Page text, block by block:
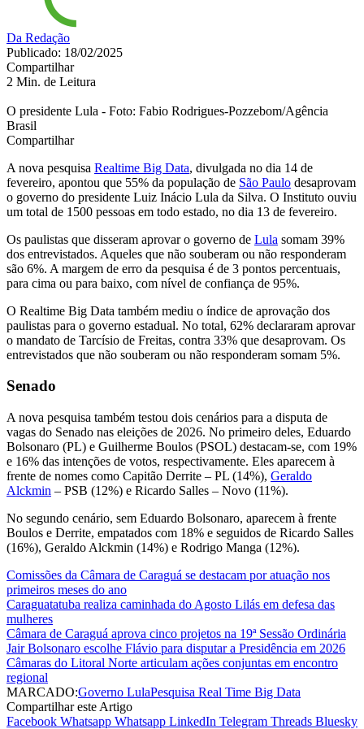
Da Redação
Publicado: 18/02/2025
Compartilhar
2 Min. de Leitura
O presidente Lula - Foto: Fabio Rodrigues-Pozzebom/Agência
Brasil
Compartilhar
A nova pesquisa Realtime Big Data, divulgada no dia 14 de
fevereiro, apontou que 55% da população de São Paulo desaprovam
o governo do presidente Luiz Inácio Lula da Silva. O Instituto ouviu
um total de 1500 pessoas em todo estado, no dia 13 de fevereiro.
Os paulistas que disseram aprovar o governo de Lula somam 39%
dos entrevistados. Aqueles que não souberam ou não responderam
são 6%. A margem de erro da pesquisa é de 3 pontos percentuais,
para cima ou para baixo, com nível de confiança de 95%.
O Realtime Big Data também mediu o índice de aprovação dos
paulistas para o governo estadual. No total, 62% declararam aprovar
o mandato de Tarcísio de Freitas, contra 33% que desaprovam. Os
entrevistados que não souberam ou não responderam somam 5%.
Senado
A nova pesquisa também testou dois cenários para a disputa de
vagas do Senado nas eleições de 2026. No primeiro deles, Eduardo
Bolsonaro (PL) e Guilherme Boulos (PSOL) destacam-se, com 19%
e 16% das intenções de votos, respectivamente. Eles aparecem à
frente de nomes como Capitão Derrite – PL (14%), Geraldo
Alckmin – PSB (12%) e Ricardo Salles – Novo (11%).
No segundo cenário, sem Eduardo Bolsonaro, aparecem à frente
Boulos e Derrite, empatados com 18% e seguidos de Ricardo Salles
(16%), Geraldo Alckmin (14%) e Rodrigo Manga (12%).
Comissões da Câmara de Caraguá se destacam por atuação nos
primeiros meses do ano
Caraguatatuba realiza caminhada do Agosto Lilás em defesa das
mulheres
Câmara de Caraguá aprova cinco projetos na 19ª Sessão Ordinária
Jair Bolsonaro escolhe Flávio para disputar a Presidência em 2026
Câmaras do Litoral Norte articulam ações conjuntas em encontro
regional
MARCADO:Governo LulaPesquisa Real Time Big Data
Compartilhar este Artigo
Facebook Whatsapp Whatsapp LinkedIn Telegram Threads Bluesky